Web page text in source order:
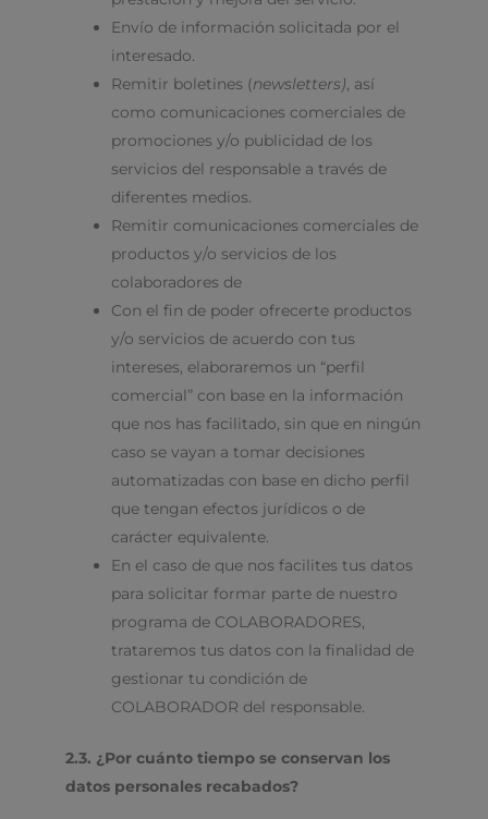
Envío de información solicitada por el
interesado.
Remitir boletines (newsletters), así
como comunicaciones comerciales de
promociones y/o publicidad de los
servicios del responsable a través de
diferentes medios.
Remitir comunicaciones comerciales de
productos y/o servicios de los
colaboradores de
Con el fin de poder ofrecerte productos
y/o servicios de acuerdo con tus
intereses, elaboraremos un “perfil
comercial” con base en la información
que nos has facilitado, sin que en ningún
caso se vayan a tomar decisiones
automatizadas con base en dicho perfil
que tengan efectos jurídicos o de
carácter equivalente.
En el caso de que nos facilites tus datos
para solicitar formar parte de nuestro
programa de COLABORADORES,
trataremos tus datos con la finalidad de
gestionar tu condición de
COLABORADOR del responsable.
2.3. ¿Por cuánto tiempo se conservan los
datos personales recabados?